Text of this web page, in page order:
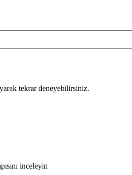
tekrar deneyebilirsiniz.
inceleyin